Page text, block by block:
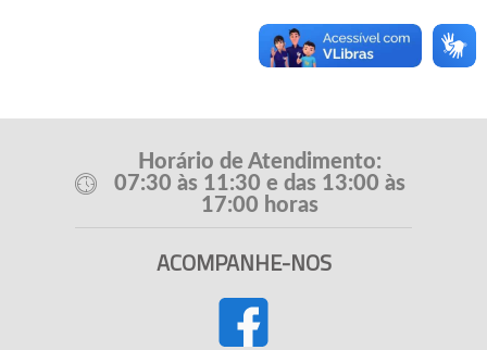
Horário de Atendimento:
07:30 às 11:30 e das 13:00 às
17:00 horas
ACOMPANHE-NOS